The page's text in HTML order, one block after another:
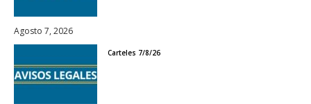
Agosto 7, 2026
Carteles 7/8/26